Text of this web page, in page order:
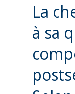
La
à sa